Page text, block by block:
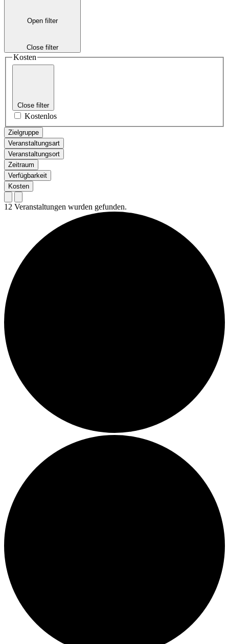
Open filter
Close filter
Kosten
Close filter
Kostenlos
Zielgruppe
Veranstaltungsart
Veranstaltungsort
Zeitraum
Verfügbarkeit
Kosten
12 Veranstaltungen wurden gefunden.